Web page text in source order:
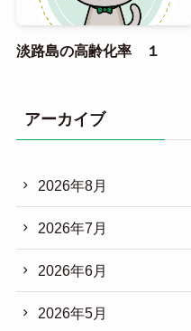
淡路島の高齢化率 １
アーカイブ
2026年8月
2026年7月
2026年6月
2026年5月